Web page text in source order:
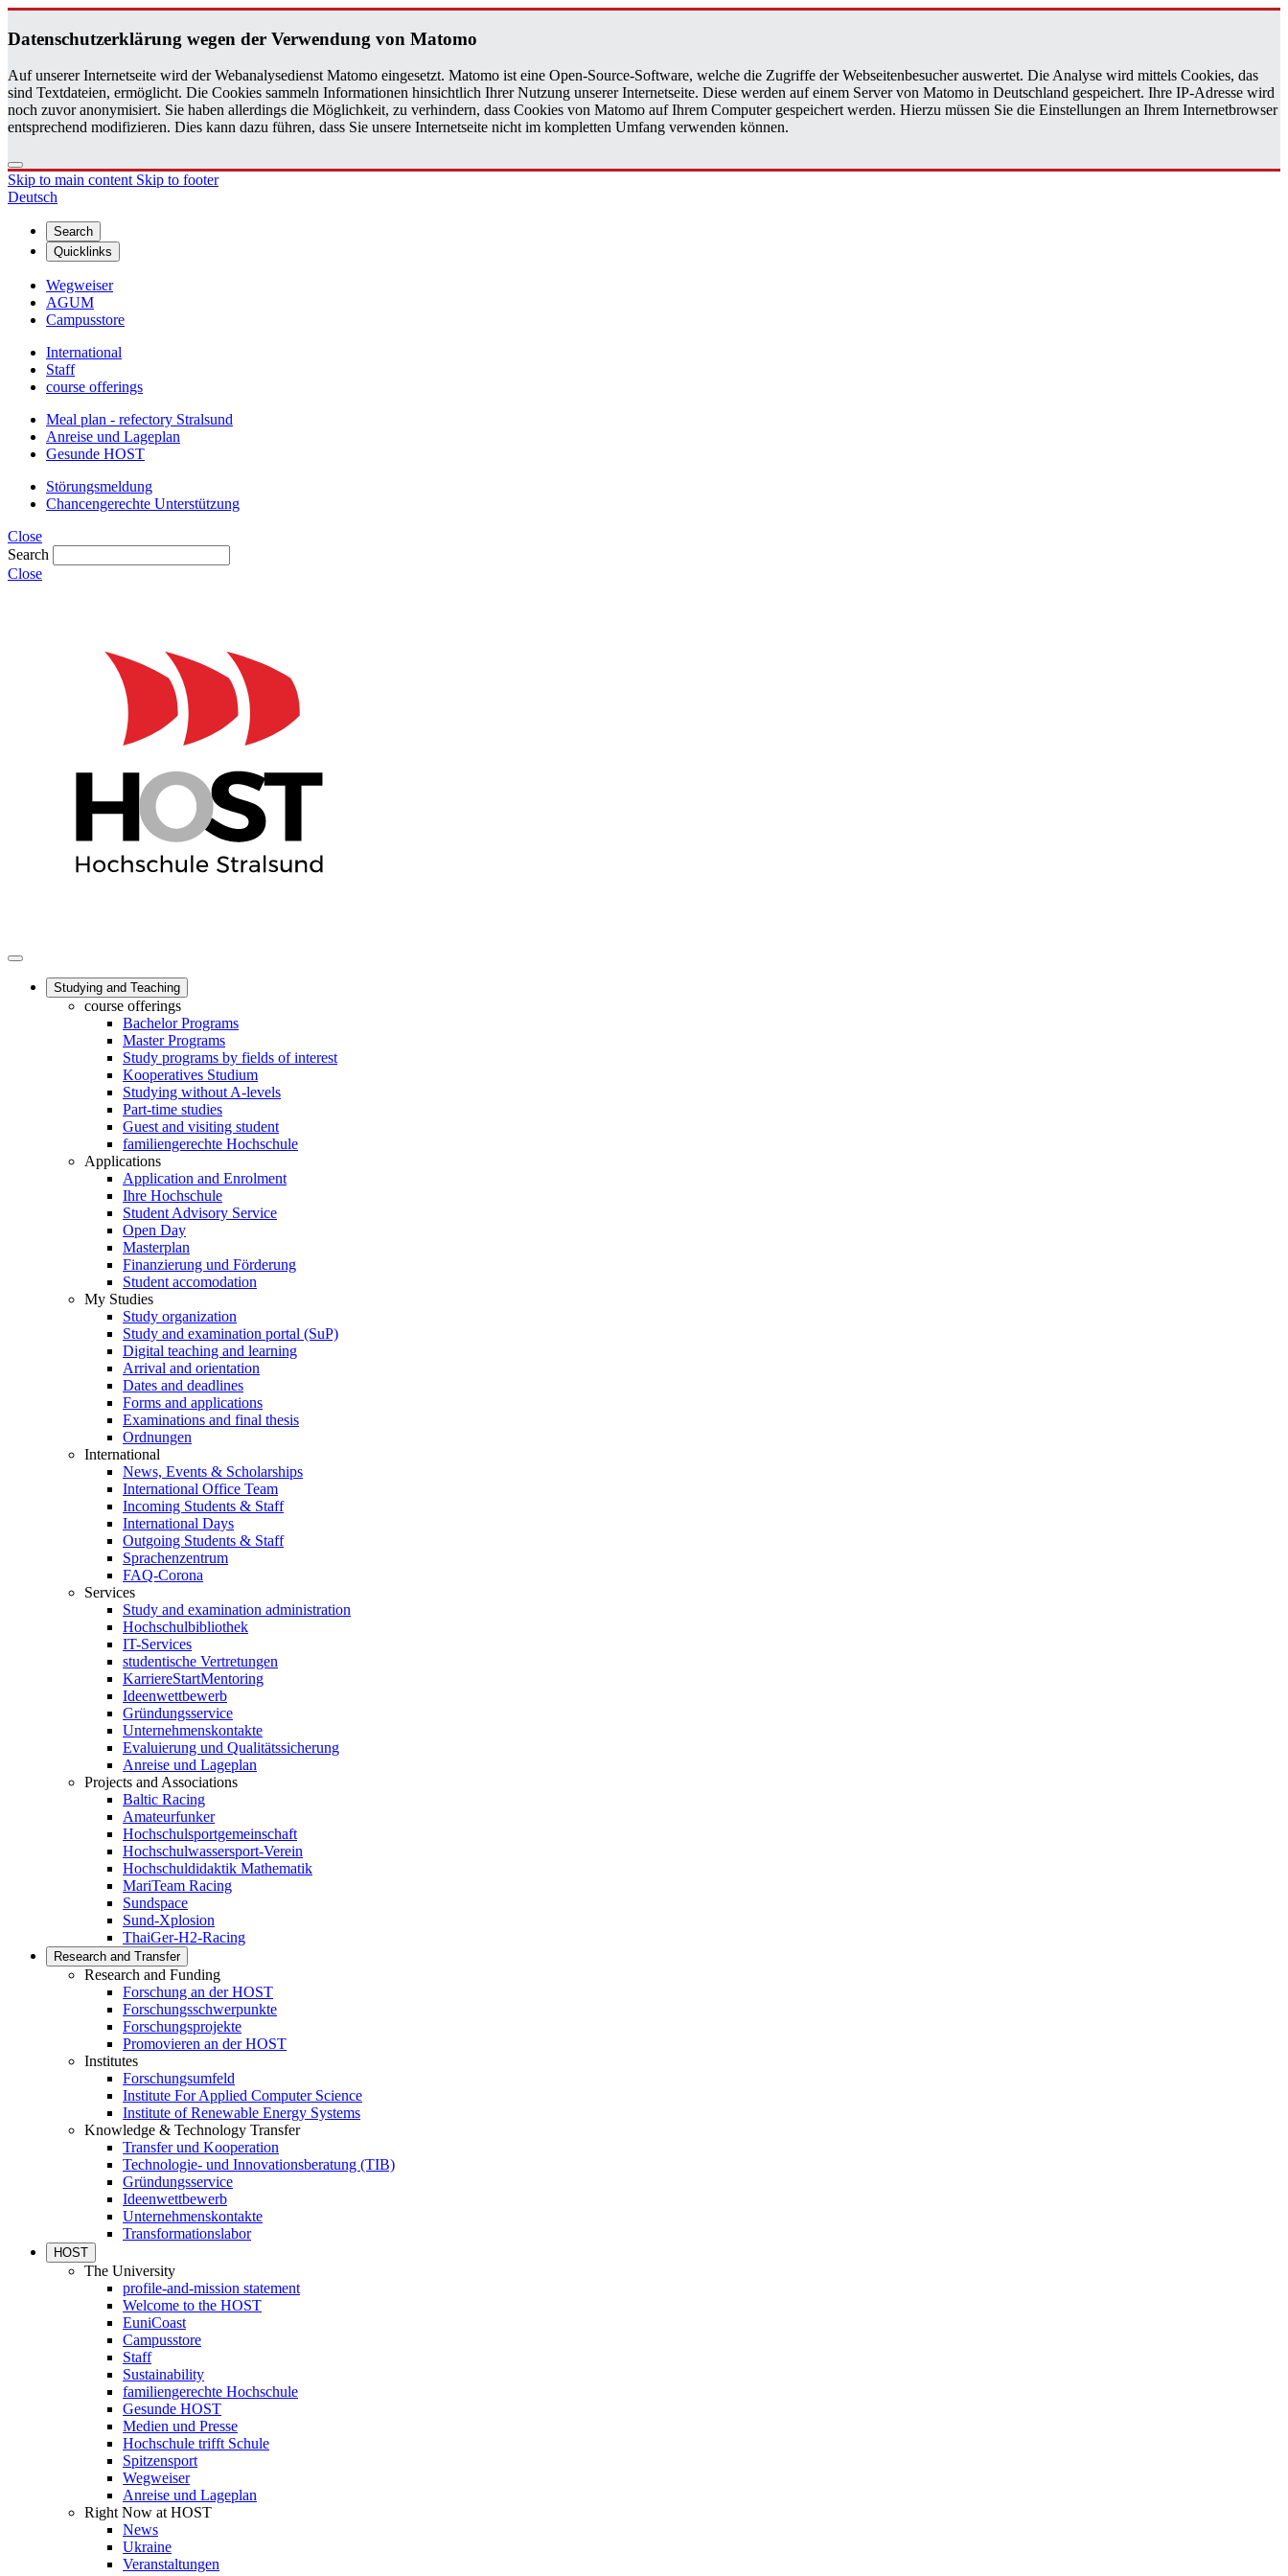
Daten­schutzerklärung wegen der Ver­wen­dung von Matomo
Auf unserer Internetseite wird der Webanalysedienst Matomo eingesetzt. Matomo ist eine Open-Source-Software, welche die Zugriffe der Webseitenbesucher auswertet. Die Analyse wird mittels Cookies, das
sind Textdateien, ermöglicht. Die Cookies sammeln Informationen hinsichtlich Ihrer Nutzung unserer Internetseite. Diese werden auf einem Server von Matomo in Deutschland gespeichert. Ihre IP-Adresse wird
noch zuvor anonymisiert. Sie haben allerdings die Möglichkeit, zu verhindern, dass Cookies von Matomo auf Ihrem Computer gespeichert werden. Hierzu müssen Sie die Einstellungen an Ihrem Internetbrowser
entsprechend modifizieren. Dies kann dazu führen, dass Sie unsere Internetseite nicht im kompletten Umfang verwenden können.
Skip to main content Skip to footer
Deutsch
Search
Quicklinks
Wegweiser
AGUM
Campusstore
International
Staff
course offerings
Meal plan - refectory Stralsund
Anreise und Lageplan
Gesunde HOST
Störungsmeldung
Chancengerechte Unterstützung
Close
Search
Close
Studying and Teaching
course offerings
Bachelor Programs
Master Programs
Study programs by fields of interest
Kooperatives Studium
Studying without A-levels
Part-time studies
Guest and visiting student
familiengerechte Hochschule
Applications
Application and Enrolment
Ihre Hochschule
Student Advisory Service
Open Day
Masterplan
Finanzierung und Förderung
Student accomodation
My Studies
Study organization
Study and examination portal (SuP)
Digital teaching and learning
Arrival and orientation
Dates and deadlines
Forms and applications
Examinations and final thesis
Ordnungen
International
News, Events & Scholarships
International Office Team
Incoming Students & Staff
International Days
Outgoing Students & Staff
Sprachenzentrum
FAQ-Corona
Services
Study and examination administration
Hochschulbibliothek
IT-Services
studentische Vertretungen
KarriereStartMentoring
Ideenwettbewerb
Gründungsservice
Unternehmenskontakte
Evaluierung und Qualitätssicherung
Anreise und Lageplan
Projects and Associations
Baltic Racing
Amateurfunker
Hochschulsportgemeinschaft
Hochschulwassersport-Verein
Hochschuldidaktik Mathematik
MariTeam Racing
Sundspace
Sund-Xplosion
ThaiGer-H2-Racing
Research and Transfer
Research and Funding
Forschung an der HOST
Forschungsschwerpunkte
Forschungsprojekte
Promovieren an der HOST
Institutes
Forschungsumfeld
Institute For Applied Computer Science
Institute of Renewable Energy Systems
Knowledge & Technology Transfer
Transfer und Kooperation
Technologie- und Innovationsberatung (TIB)
Gründungsservice
Ideenwettbewerb
Unternehmenskontakte
Transformationslabor
HOST
The University
profile-and-mission statement
Welcome to the HOST
EuniCoast
Campusstore
Staff
Sustainability
familiengerechte Hochschule
Gesunde HOST
Medien und Presse
Hochschule trifft Schule
Spitzensport
Wegweiser
Anreise und Lageplan
Right Now at HOST
News
Ukraine
Veranstaltungen